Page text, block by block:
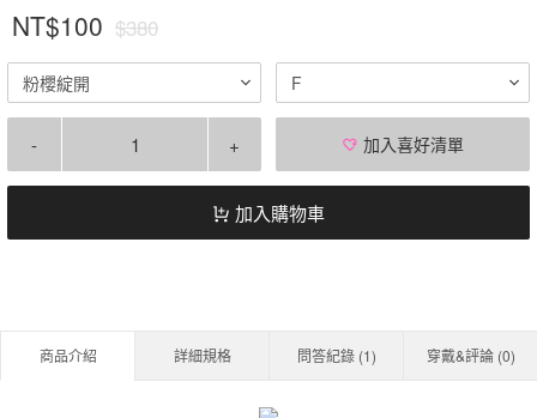
NT$100 $380
粉櫻綻開 F
- + 加入喜好清單
加入購物車
商品介紹 詳細規格 問答紀錄 (1) 穿戴&評論 (0)